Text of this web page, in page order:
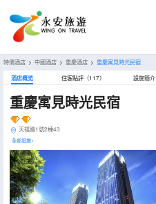
特價酒店 > 中國酒店 > 重慶酒店 > 重慶寓見時光民宿
酒店概览 住客點評（117） 設施簡介
重慶寓見時光民宿
天禧路1號2棟43
全部設施>